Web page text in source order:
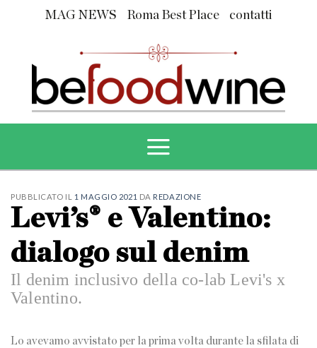
MAG NEWS Roma Best Place contatti
PUBBLICATO IL 1 MAGGIO 2021 DA REDAZIONE
Levi’s® e Valentino:
dialogo sul denim
Il denim inclusivo della co-lab Levi's x
Valentino.
Lo avevamo avvistato per la prima volta durante la sfilata di